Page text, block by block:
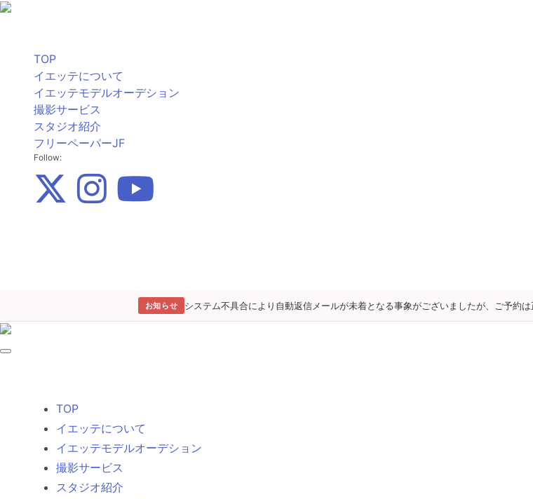
TOP
イエッテについて
イエッテモデルオーデション
撮影サービス
スタジオ紹介
フリーペーパーJF
Follow:
お知らせ システム不具合により自動返信メールが未着となる事象がございましたが、ご予約
TOP
イエッテについて
イエッテモデルオーデション
撮影サービス
スタジオ紹介